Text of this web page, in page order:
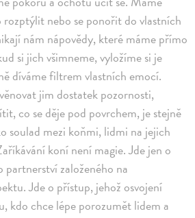
rozptýlit nebo se ponořit do vlastních
nám nápovědy, které máme přímo
si jich všimneme, vyložíme si je
díváme filtrem vlastních emocí.
jim dostatek pozornosti,
co se děje pod povrchem, je stejně
soulad mezi koňmi, lidmi na jejich
koní není magie. Jde jen o
založeného na
Jde o přístup, jehož osvojení
kdo chce lépe porozumět lidem a